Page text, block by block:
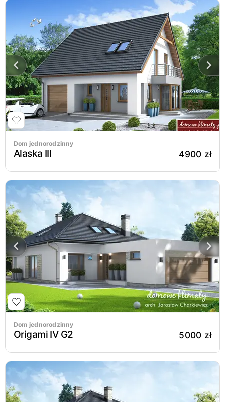
Dom jednorodzinny
Alaska III 4900 zł
Dom jednorodzinny
Origami IV G2 5000 zł